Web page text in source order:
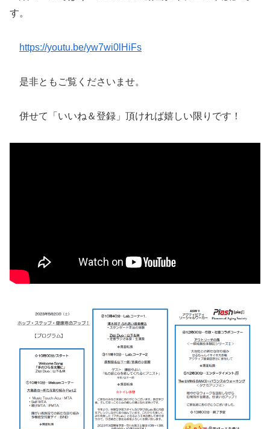
す。
https://youtu.be/yw7wi0lHiFs
是非ともご覧くださいませ。
併せて「いいね＆登録」頂ければ嬉しい限りです！